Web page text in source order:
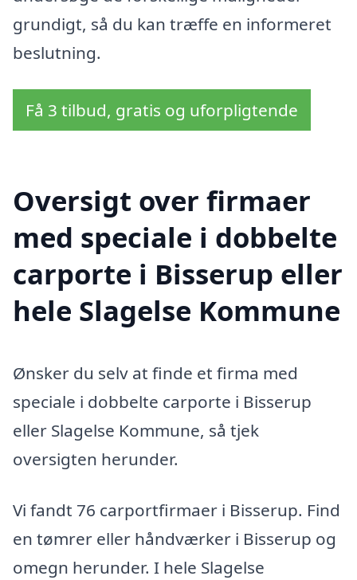
grundigt, så du kan træffe en informeret
beslutning.
Få 3 tilbud, gratis og uforpligtende
Oversigt over firmaer
med speciale i dobbelte
carporte i Bisserup eller
hele Slagelse Kommune
Ønsker du selv at finde et firma med
speciale i dobbelte carporte i Bisserup
eller Slagelse Kommune, så tjek
oversigten herunder.
Vi fandt 76 carportfirmaer i Bisserup. Find
en tømrer eller håndværker i Bisserup og
omegn herunder. I hele Slagelse